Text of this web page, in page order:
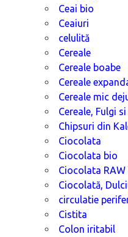
Ceai bio
Ceaiuri
celulită
Cereale
Cereale boabe
Cereale
Cereale mic
Cereale, Fulgi
Chipsuri din
Ciocolata
Ciocolata bio
Ciocolata RAW
Ciocolată,
circulatie
Cistita
Colon iritabil